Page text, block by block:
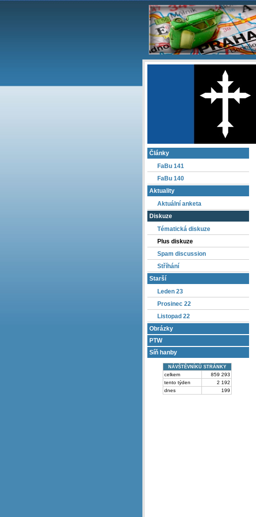
Články
FaBu 141
FaBu 140
Aktuality
Aktuální anketa
Diskuze
Tématická diskuze
Plus diskuze
Spam discussion
Stříhání
Starší
Leden 23
Prosinec 22
Listopad 22
Obrázky
PTW
Síň hanby
NÁVŠTĚVNÍKŮ STRÁNKY
celkem
859 293
tento týden
2 192
dnes
199